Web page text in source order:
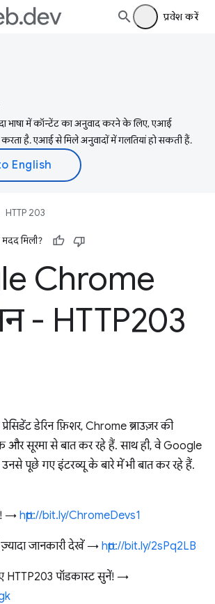
प्रवेश करें
भाषा में कॉन्टेंट का अनुवाद करने के लिए, एआई
है. एआई से मिले अनुवादों में गलतियां हो सकती हैं.
HTTP 203
मिली?
Chrome
- HTTP203
डेरिन फ़िशर, Chrome ब्राउज़र की
सूरमा से बात कर रहे हैं. साथ ही, वे Google
पूछे गए इंटरव्यू के बारे में भी बात कर रहे हैं.
→ http://bit.ly/ChromeDevs1
जानकारी देखें → http://bit.ly/2sPq2LB
HTTP203 पॉडकास्ट सुनें! →